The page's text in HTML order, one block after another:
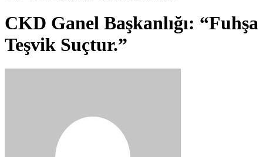
CKD Ganel Başkanlığı: “Fuhşa
Teşvik Suçtur.”